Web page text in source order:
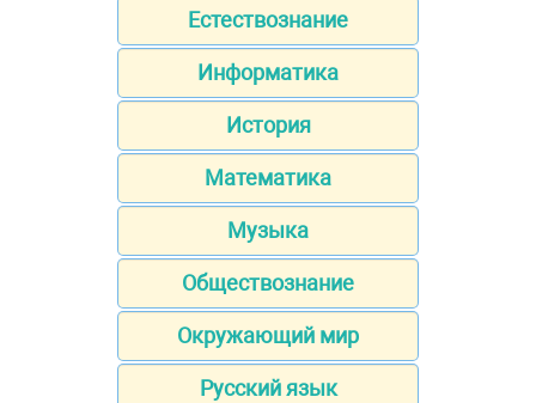
Естествознание
Информатика
История
Математика
Музыка
Обществознание
Окружающий мир
Русский язык